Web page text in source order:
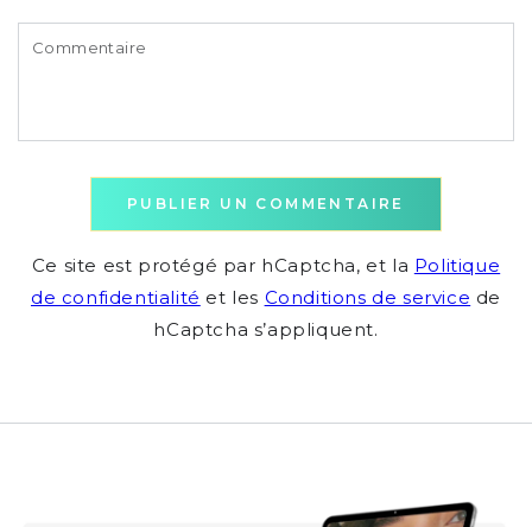
Commentaire
PUBLIER UN COMMENTAIRE
Ce site est protégé par hCaptcha, et la Politique
de confidentialité et les Conditions de service de
hCaptcha s’appliquent.